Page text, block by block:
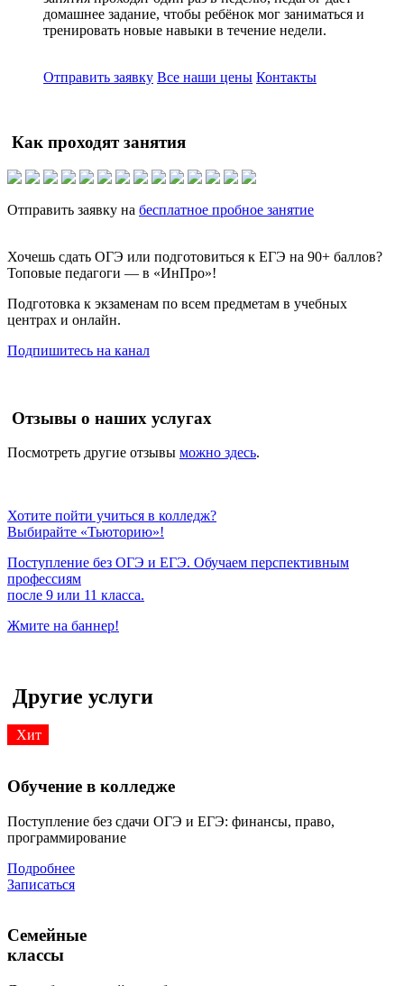
домашнее задание, чтобы ребёнок мог заниматься и
тренировать новые навыки в течение недели.
Отправить заявку Все наши цены Контакты
Как проходят занятия
Отправить заявку на бесплатное пробное занятие
Хочешь сдать ОГЭ или подготовиться к ЕГЭ на 90+ баллов?
Топовые педагоги — в «ИнПро»!
Подготовка к экзаменам по всем предметам в учебных
центрах и онлайн.
Подпишитесь на канал
Отзывы о наших услугах
Посмотреть другие отзывы можно здесь.
Хотите пойти учиться в колледж?
Выбирайте «Тьюторию»!
Поступление без ОГЭ и ЕГЭ. Обучаем перспективным
профессиям
после 9 или 11 класса.
Жмите на баннер!
Другие услуги
Хит
Обучение в колледже
Поступление без сдачи ОГЭ и ЕГЭ: финансы, право,
программирование
Подробнее
Записаться
Семейные
классы